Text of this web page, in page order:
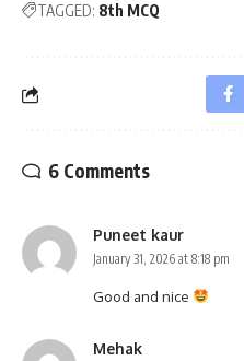
TAGGED: 8th MCQ
6 Comments
Puneet kaur
January 31, 2026 at 8:18 pm
Good and nice
Mehak